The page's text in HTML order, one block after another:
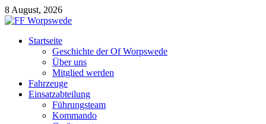
8 August, 2026
Startseite
Geschichte der Of Worpswede
Über uns
Mitglied werden
Fahrzeuge
Einsatzabteilung
Führungsteam
Kommando